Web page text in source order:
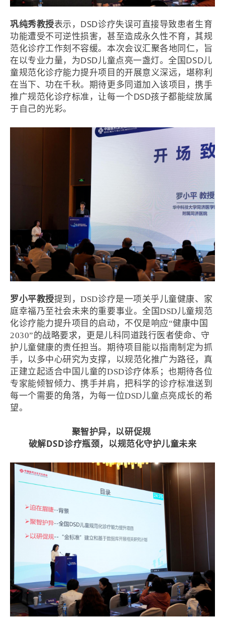
巩纯秀教授表示，DSD诊疗失误可直接导致患者生育
功能遭受不可逆性损害，甚至造成永久性不育，其规
范化诊疗工作刻不容缓。本次会议汇聚各地同仁，旨
在以专业力量，为DSD儿童点亮一盏灯。全国DSD儿
童规范化诊疗能力提升项目的开展意义深远，堪称利
在当下、功在千秋。期待更多同道加入该项目，携手
推广规范化诊疗标准，让每一个DSD孩子都能绽放属
于自己的光彩。
罗小平教授提到，DSD诊疗是一项关乎儿童健康、家
庭幸福乃至社会未来的重要事业。全国DSD儿童规范
化诊疗能力提升项目的启动，不仅是响应“健康中国
2030”的战略要求，更是儿科同道践行医者使命、守
护儿童健康的责任担当。期待项目能以指南制定为抓
手，以多中心研究为支撑，以规范化推广为路径，真
正建立起适合中国儿童的DSD诊疗体系；也期待各位
专家能倾智倾力、携手并肩，把科学的诊疗标准送到
每一个需要的角落，为每一位DSD儿童点亮成长的希
望。
聚智护异，以研促规
破解DSD诊疗瓶颈，以规范化守护儿童未来